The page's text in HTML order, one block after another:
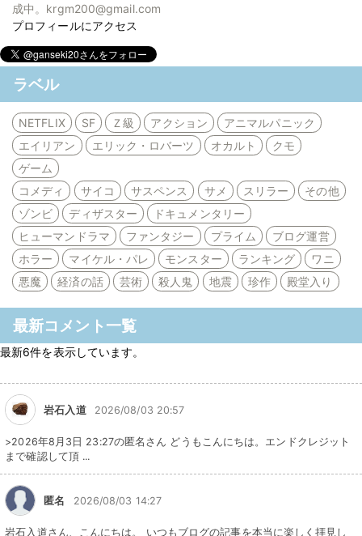
成中。krgm200@gmail.com
プロフィールにアクセス
ラベル
NETFLIX SF Ｚ級 アクション
アニマルパニック
エイリアン
エリック・ロバーツ オカルト
クモ
ゲーム
コメディ
サイコ サスペンス サメ スリラー
その他
ゾンビ
ディザスター
ドキュメンタリー
ヒューマンドラマ
ファンタジー プライム
ブログ運営
ホラー
マイケル・パレ モンスター ランキング
ワニ
悪魔
経済の話 芸術 殺人鬼 地震 珍作 殿堂入り
最新コメント一覧
最新6件を表示しています。
岩石入道 2026/08/03 20:57
>2026年8月3日 23:27の匿名さん どうもこんにちは。エンドクレジット
まで確認して頂 ...
匿名 2026/08/03 14:27
岩石入道さん、こんにちは。 いつもブログの記事を本当に楽しく拝見し